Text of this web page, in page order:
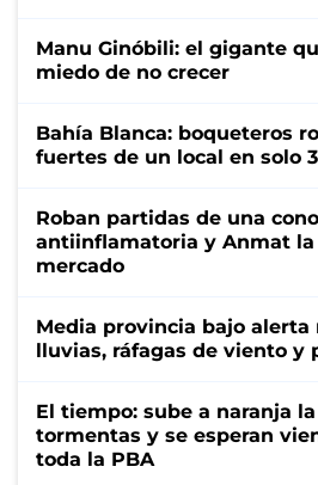
Manu Ginóbili: el gigante
miedo de no crecer
Bahía Blanca: boqueteros
fuertes de un local en solo
Roban partidas de una
antiinflamatoria y Anmat
mercado
Media provincia bajo alerta
lluvias, ráfagas de viento y
El tiempo: sube a naranja
tormentas y se esperan
toda la PBA